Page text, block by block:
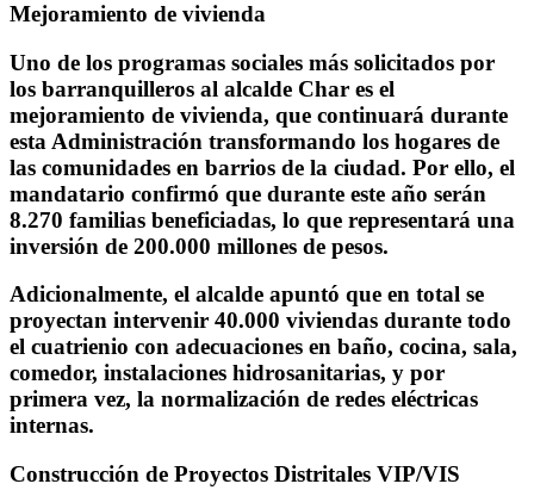
Mejoramiento de vivienda
Uno de los programas sociales más solicitados por
los barranquilleros al alcalde Char es el
mejoramiento de vivienda, que continuará durante
esta Administración transformando los hogares de
las comunidades en barrios de la ciudad. Por ello, el
mandatario confirmó que durante este año serán
8.270 familias beneficiadas, lo que representará una
inversión de 200.000 millones de pesos.
Adicionalmente, el alcalde apuntó que en total se
proyectan intervenir 40.000 viviendas durante todo
el cuatrienio con adecuaciones en baño, cocina, sala,
comedor, instalaciones hidrosanitarias, y por
primera vez, la normalización de redes eléctricas
internas.
Construcción de Proyectos Distritales VIP/VIS